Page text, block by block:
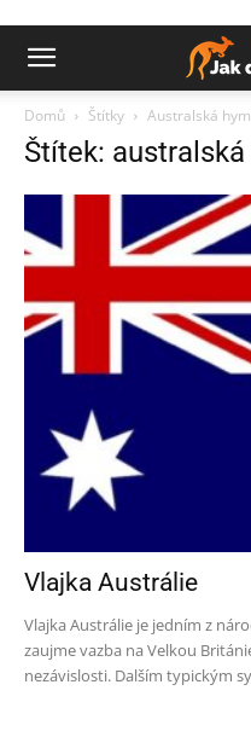
Domů Štítky Australská
Štítek: australská
Vlajka Austrálie
Vlajka Austrálie je jedním z
zaujme vazba na Velkou
nezávislosti. Dalším typickým